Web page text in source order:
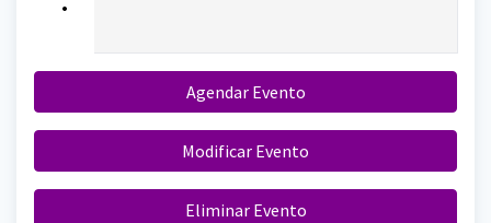
•
Agendar Evento
Modificar Evento
Eliminar Evento